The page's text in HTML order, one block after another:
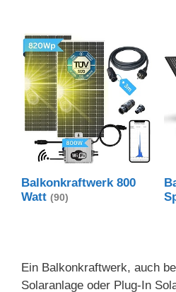
Balkonkraftwerk 800
Watt (90)
Ein Balkonkraftwerk, auch
Solaranlage oder Plug-In